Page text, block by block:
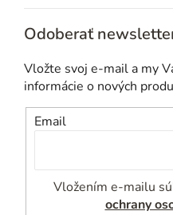
Odoberať
Vložte svoj e-mail a my
informácie o nových
Email
Vložením e-mailu
ochrany